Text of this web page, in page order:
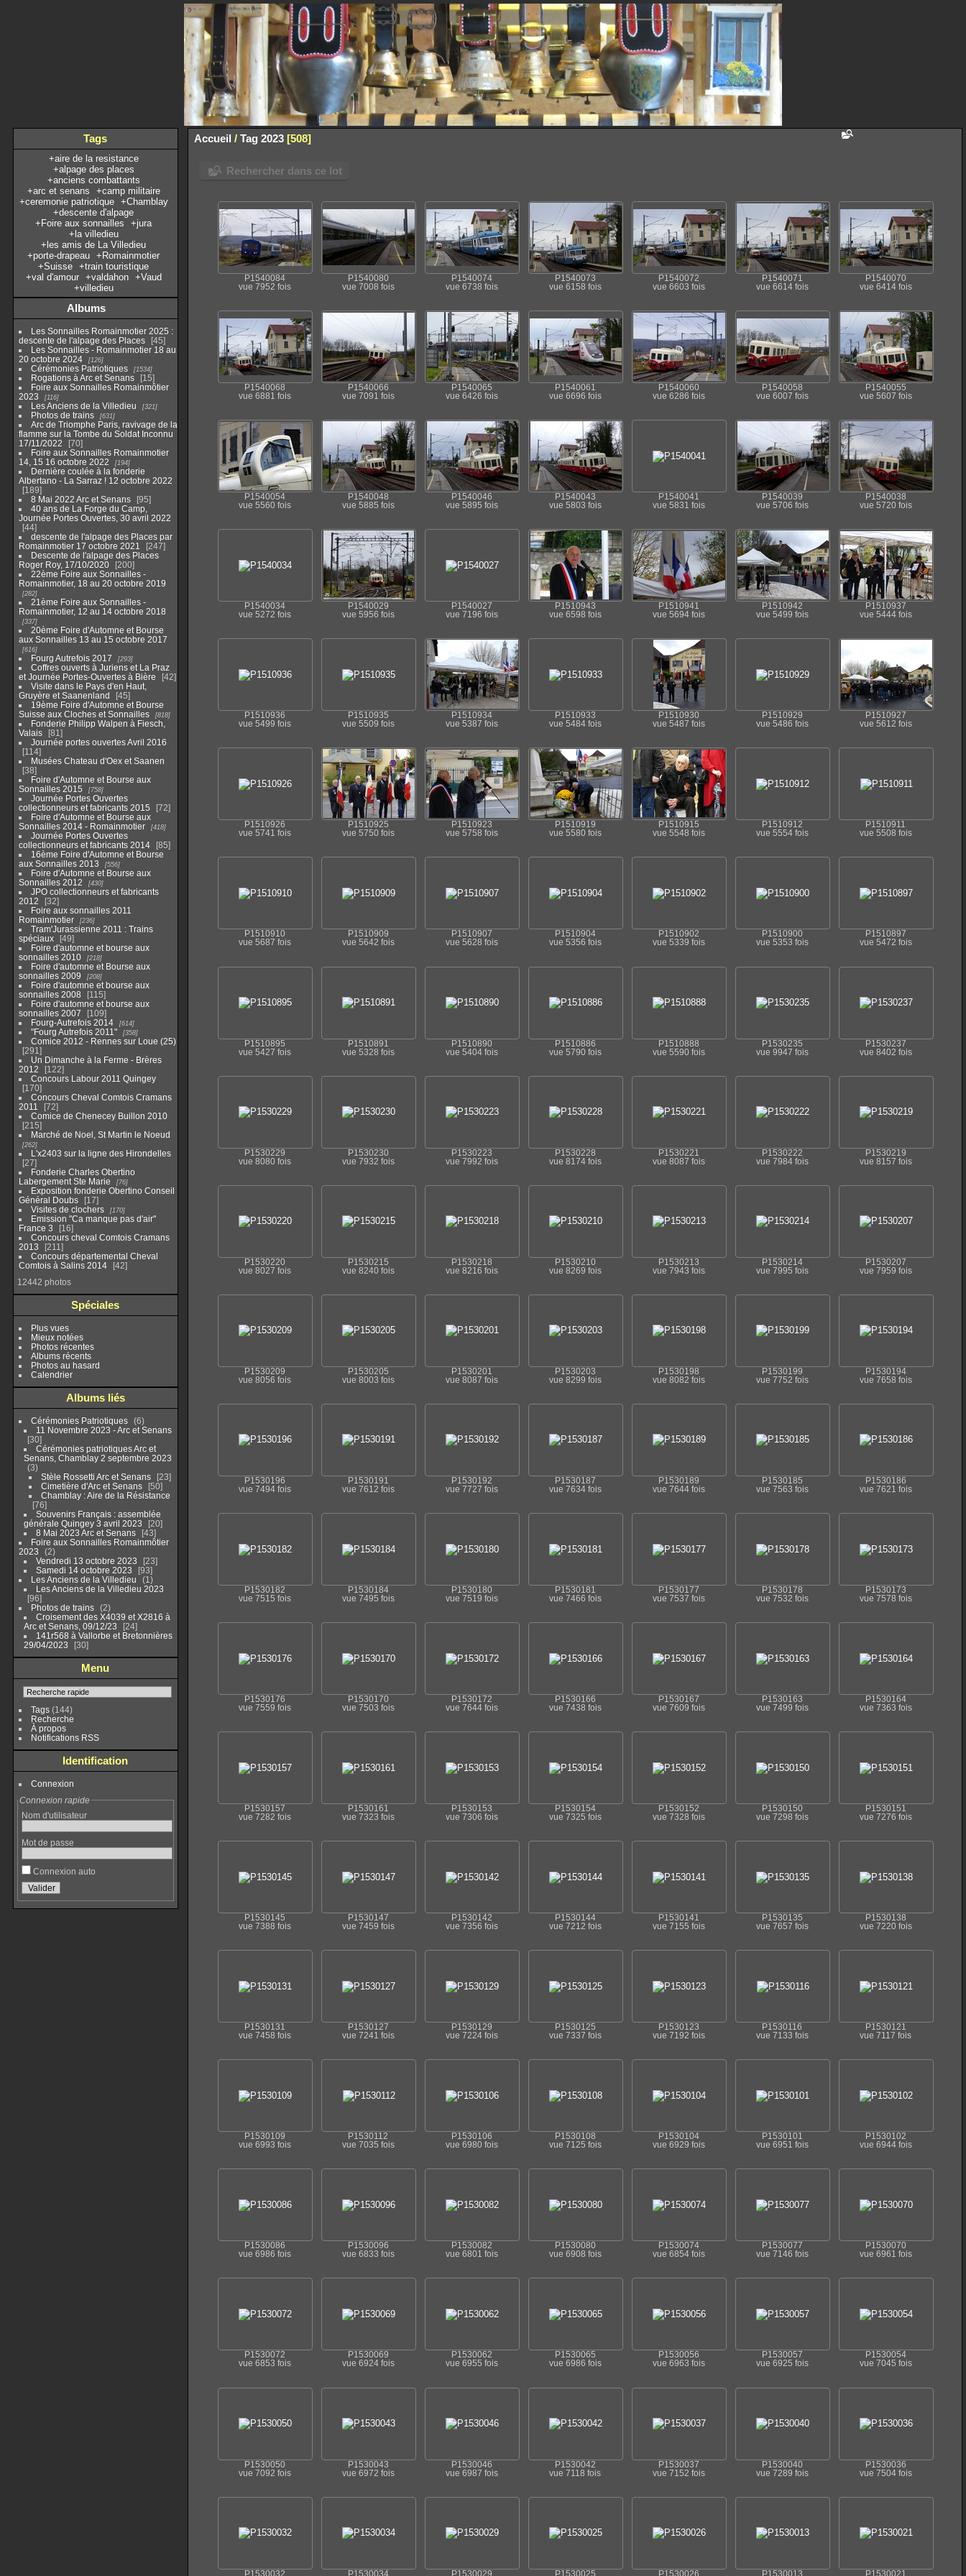
Tags
+aire de la resistance
+alpage des places
+anciens combattants
+arc et senans
+camp militaire
+ceremonie patriotique
+Chamblay
+descente d'alpage
+Foire aux sonnailles
+jura
+la villedieu
+les amis de La Villedieu
+porte-drapeau
+Romainmotier
+Suisse
+train touristique
+val d'amour
+valdahon
+Vaud
+villedieu
Albums
Les Sonnailles Romainmotier 2025 :
descente de l'alpage des Places
45
Les Sonnailles - Romainmotier 18 au
20 octobre 2024
126
Cérémonies Patriotiques 1534
Rogations à Arc et Senans
15
Foire aux Sonnailles Romainmôtier
2023
116
Les Anciens de la Villedieu 321
Photos de trains 631
Arc de Triomphe Paris, ravivage de la
flamme sur la Tombe du Soldat Inconnu
17/11/2022
70
Foire aux Sonnailles Romainmotier
14, 15 16 octobre 2022
194
Dernière coulée à la fonderie
Albertano - La Sarraz ! 12 octobre 2022
189
8 Mai 2022 Arc et Senans
95
40 ans de La Forge du Camp,
Journée Portes Ouvertes, 30 avril 2022
44
descente de l'alpage des Places par
Romainmotier 17 octobre 2021
247
Descente de l'alpage des Places
Roger Roy, 17/10/2020
200
22ème Foire aux Sonnailles -
Romainmotier, 18 au 20 octobre 2019
282
21ème Foire aux Sonnailles -
Romainmotier, 12 au 14 octobre 2018
337
20ème Foire d'Automne et Bourse
aux Sonnailles 13 au 15 octobre 2017
616
Fourg Autrefois 2017 293
Coffres ouverts à Juriens et La Praz
et Journée Portes-Ouvertes à Bière
42
Visite dans le Pays d'en Haut,
Gruyère et Saanenland
45
19ème Foire d'Automne et Bourse
Suisse aux Cloches et Sonnailles
818
Fonderie Philipp Walpen à Fiesch,
Valais
81
Journée portes ouvertes Avril 2016
114
Musées Chateau d'Oex et Saanen
38
Foire d'Automne et Bourse aux
Sonnailles 2015
758
Journée Portes Ouvertes
collectionneurs et fabricants 2015
72
Foire d'Automne et Bourse aux
Sonnailles 2014 - Romainmotier
418
Journée Portes Ouvertes
collectionneurs et fabricants 2014
85
16ème Foire d'Automne et Bourse
aux Sonnailles 2013
556
Foire d'Automne et Bourse aux
Sonnailles 2012
430
JPO collectionneurs et fabricants
2012
32
Foire aux sonnailles 2011
Romainmotier
236
Tram'Jurassienne 2011 : Trains
spéciaux
49
Foire d'automne et bourse aux
sonnailles 2010
218
Foire d'automne et Bourse aux
sonnailles 2009
208
Foire d'automne et bourse aux
sonnailles 2008
115
Foire d'automne et bourse aux
sonnailles 2007
109
Fourg-Autrefois 2014
614
"Fourg Autrefois 2011" 358
Comice 2012 - Rennes sur Loue (25)
291
Un Dimanche à la Ferme - Brères
2012
122
Concours Labour 2011 Quingey
170
Concours Cheval Comtois Cramans
2011
72
Comice de Chenecey Buillon 2010
215
Marché de Noel, St Martin le Noeud
262
L'x2403 sur la ligne des Hirondelles
27
Fonderie Charles Obertino
Labergement Ste Marie
76
Exposition fonderie Obertino Conseil
Général Doubs
17
Visites de clochers
170
Emission "Ca manque pas d'air"
France 3
16
Concours cheval Comtois Cramans
2013
211
Concours départemental Cheval
Comtois à Salins 2014
42
12442 photos
Spéciales
Plus vues
Mieux notées
Photos récentes
Albums récents
Photos au hasard
Calendrier
Albums liés
Cérémonies Patriotiques
6
11 Novembre 2023 - Arc et Senans
30
Cérémonies patriotiques Arc et
Senans, Chamblay 2 septembre 2023
3
Stèle Rossetti Arc et Senans
23
Cimetière d'Arc et Senans
50
Chamblay : Aire de la Résistance
76
Souvenirs Français : assemblée
générale Quingey 3 avril 2023
20
8 Mai 2023 Arc et Senans
43
Foire aux Sonnailles Romainmôtier
2023
2
Vendredi 13 octobre 2023
23
Samedi 14 octobre 2023
93
Les Anciens de la Villedieu
1
Les Anciens de la Villedieu 2023
96
Photos de trains
2
Croisement des X4039 et X2816 à
Arc et Senans, 09/12/23
24
141r568 à Vallorbe et Bretonnières
29/04/2023
30
Menu
Tags(144)
Recherche
À propos
Notifications RSS
Identification
Connexion
Connexion rapide
Nom d'utilisateur
Mot de passe
Connexion auto
Accueil / Tag 2023 508
Rechercher dans ce lot
P1540084
vue 7952 fois
P1540080
vue 7008 fois
P1540074
vue 6738 fois
P1540073
vue 6158 fois
P1540072
vue 6603 fois
P1540071
vue 6614 fois
P1540070
vue 6414 fois
P1540068
vue 6881 fois
P1540066
vue 7091 fois
P1540065
vue 6426 fois
P1540061
vue 6696 fois
P1540060
vue 6286 fois
P1540058
vue 6007 fois
P1540055
vue 5607 fois
P1540054
vue 5560 fois
P1540048
vue 5885 fois
P1540046
vue 5895 fois
P1540043
vue 5803 fois
P1540041
vue 5831 fois
P1540039
vue 5706 fois
P1540038
vue 5720 fois
P1540034
vue 5272 fois
P1540029
vue 5956 fois
P1540027
vue 7196 fois
P1510943
vue 6598 fois
P1510941
vue 5694 fois
P1510942
vue 5499 fois
P1510937
vue 5444 fois
P1510936
vue 5499 fois
P1510935
vue 5509 fois
P1510934
vue 5387 fois
P1510933
vue 5484 fois
P1510930
vue 5487 fois
P1510929
vue 5486 fois
P1510927
vue 5612 fois
P1510926
vue 5741 fois
P1510925
vue 5750 fois
P1510923
vue 5758 fois
P1510919
vue 5580 fois
P1510915
vue 5548 fois
P1510912
vue 5554 fois
P1510911
vue 5508 fois
P1510910
vue 5687 fois
P1510909
vue 5642 fois
P1510907
vue 5628 fois
P1510904
vue 5356 fois
P1510902
vue 5339 fois
P1510900
vue 5353 fois
P1510897
vue 5472 fois
P1510895
vue 5427 fois
P1510891
vue 5328 fois
P1510890
vue 5404 fois
P1510886
vue 5790 fois
P1510888
vue 5590 fois
P1530235
vue 9947 fois
P1530237
vue 8402 fois
P1530229
vue 8080 fois
P1530230
vue 7932 fois
P1530223
vue 7992 fois
P1530228
vue 8174 fois
P1530221
vue 8087 fois
P1530222
vue 7984 fois
P1530219
vue 8157 fois
P1530220
vue 8027 fois
P1530215
vue 8240 fois
P1530218
vue 8216 fois
P1530210
vue 8269 fois
P1530213
vue 7943 fois
P1530214
vue 7995 fois
P1530207
vue 7959 fois
P1530209
vue 8056 fois
P1530205
vue 8003 fois
P1530201
vue 8087 fois
P1530203
vue 8299 fois
P1530198
vue 8082 fois
P1530199
vue 7752 fois
P1530194
vue 7658 fois
P1530196
vue 7494 fois
P1530191
vue 7612 fois
P1530192
vue 7727 fois
P1530187
vue 7634 fois
P1530189
vue 7644 fois
P1530185
vue 7563 fois
P1530186
vue 7621 fois
P1530182
vue 7515 fois
P1530184
vue 7495 fois
P1530180
vue 7519 fois
P1530181
vue 7466 fois
P1530177
vue 7537 fois
P1530178
vue 7532 fois
P1530173
vue 7578 fois
P1530176
vue 7559 fois
P1530170
vue 7503 fois
P1530172
vue 7644 fois
P1530166
vue 7438 fois
P1530167
vue 7609 fois
P1530163
vue 7499 fois
P1530164
vue 7363 fois
P1530157
vue 7282 fois
P1530161
vue 7323 fois
P1530153
vue 7306 fois
P1530154
vue 7325 fois
P1530152
vue 7328 fois
P1530150
vue 7298 fois
P1530151
vue 7276 fois
P1530145
vue 7388 fois
P1530147
vue 7459 fois
P1530142
vue 7356 fois
P1530144
vue 7212 fois
P1530141
vue 7155 fois
P1530135
vue 7657 fois
P1530138
vue 7220 fois
P1530131
vue 7458 fois
P1530127
vue 7241 fois
P1530129
vue 7224 fois
P1530125
vue 7337 fois
P1530123
vue 7192 fois
P1530116
vue 7133 fois
P1530121
vue 7117 fois
P1530109
vue 6993 fois
P1530112
vue 7035 fois
P1530106
vue 6980 fois
P1530108
vue 7125 fois
P1530104
vue 6929 fois
P1530101
vue 6951 fois
P1530102
vue 6944 fois
P1530086
vue 6986 fois
P1530096
vue 6833 fois
P1530082
vue 6801 fois
P1530080
vue 6908 fois
P1530074
vue 6854 fois
P1530077
vue 7146 fois
P1530070
vue 6961 fois
P1530072
vue 6853 fois
P1530069
vue 6924 fois
P1530062
vue 6955 fois
P1530065
vue 6986 fois
P1530056
vue 6963 fois
P1530057
vue 6925 fois
P1530054
vue 7045 fois
P1530050
vue 7092 fois
P1530043
vue 6972 fois
P1530046
vue 6987 fois
P1530042
vue 7118 fois
P1530037
vue 7152 fois
P1530040
vue 7289 fois
P1530036
vue 7504 fois
P1530032 P1530034 P1530029 P1530025 P1530026 P1530013 P1530021